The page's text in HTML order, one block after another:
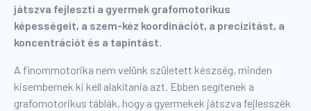
játszva fejleszti a gyermek grafomotorikus
képességeit, a szem-kéz koordinációt, a precizitást, a
koncentrációt és a tapintást.
A finommotorika nem velünk született készség, minden
kisembernek ki kell alakítania azt. Ebben segítenek a
grafomotorikus táblák, hogy a gyermekek játszva fejlesszék